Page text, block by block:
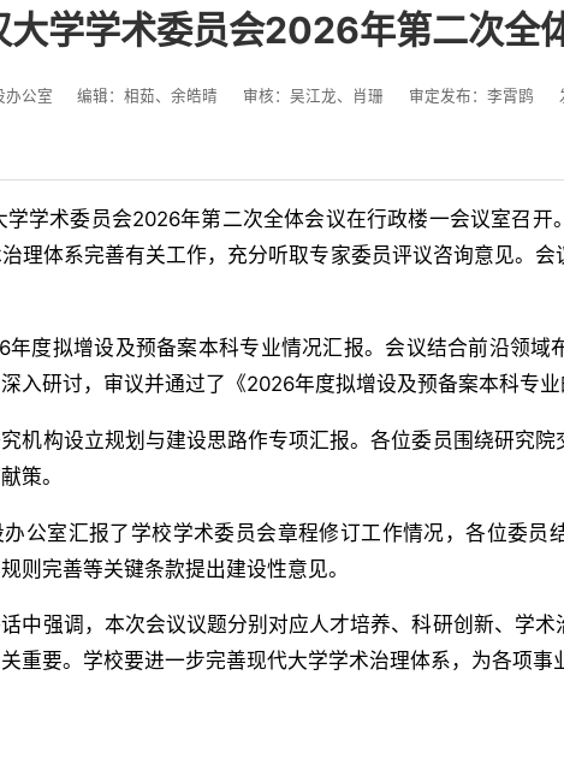
大学学术委员会2026年第二次全
办公室 编辑：相茹、余皓晴 审核：吴江龙、肖珊 审定发布：李霄鹍
学术委员会2026年第二次全体会议在行政楼一会议室召开
理体系完善有关工作，充分听取专家委员评议咨询意见。
年度拟增设及预备案本科专业情况汇报。会议结合前沿领域
入研讨，审议并通过了《2026年度拟增设及预备案本科专业
机构设立规划与建设思路作专项汇报。各位委员围绕研究院
策。
公室汇报了学校学术委员会章程修订工作情况，各位委员
则完善等关键条款提出建设性意见。
中强调，本次会议议题分别对应人才培养、科研创新、学
重要。学校要进一步完善现代大学学术治理体系，为各项事